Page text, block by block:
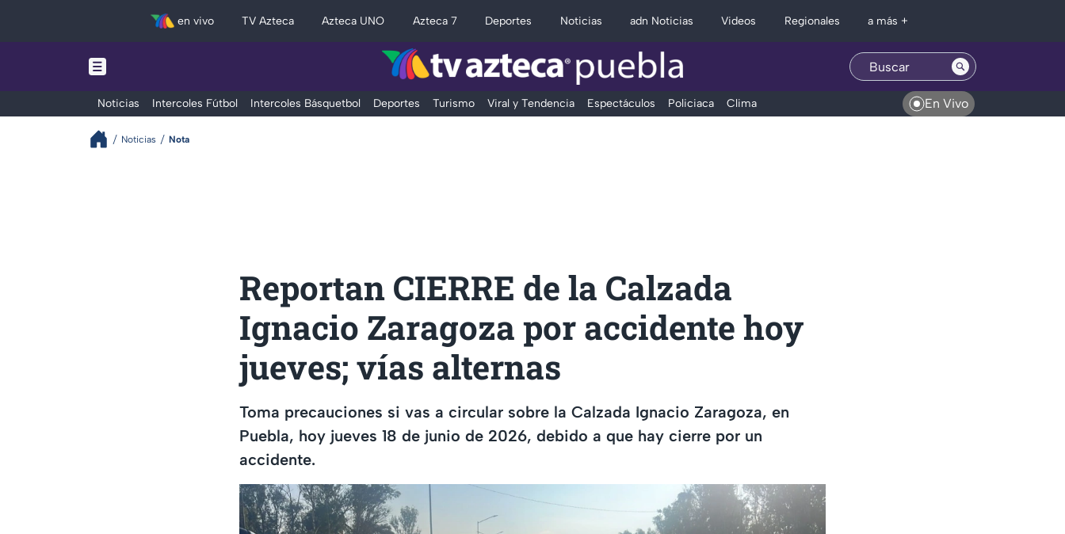
en vivo TV Azteca Azteca UNO Azteca 7 Deportes Noticias adn Noticias Videos Regionales a más +
Noticias Intercoles Fútbol Intercoles Básquetbol Deportes Turismo Viral y Tendencia Espectáculos Policiaca Clima En Vivo
Noticias Nota
Reportan CIERRE de la Calzada
Ignacio Zaragoza por accidente hoy
jueves; vías alternas
Toma precauciones si vas a circular sobre la Calzada Ignacio Zaragoza, en
Puebla, hoy jueves 18 de junio de 2026, debido a que hay cierre por un
accidente.